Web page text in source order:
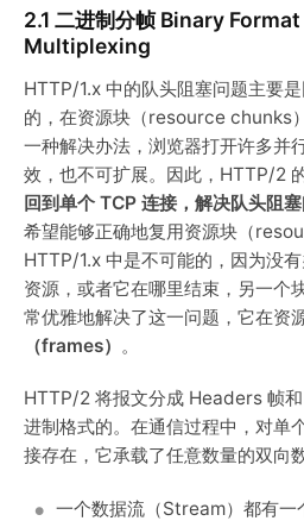
2.1 二进制分帧 Binary Format
Multiplexing
HTTP/1.x 中的队头阻塞问题主要
的，在资源块（resource chunks
一种解决办法，浏览器打开许多并
效，也不可扩展。因此，HTTP/2
回到单个 TCP 连接，解决队头阻
希望能够正确地复用资源块（
HTTP/1.x 中是不可能的，因为没
资源，或者它在哪里结束，另一个
常优雅地解决了这一问题，它在资
（frames） 。
HTTP/2 将报文分成 Headers 帧
进制格式的。在通信过程中，对单
接存在，它承载了任意数量的双向
一个数据流（Stream）都有一